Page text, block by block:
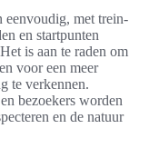
eenvoudig, met trein-
en startpunten
is aan te raden om
voor een meer
te verkennen.
bezoekers worden
en de natuur